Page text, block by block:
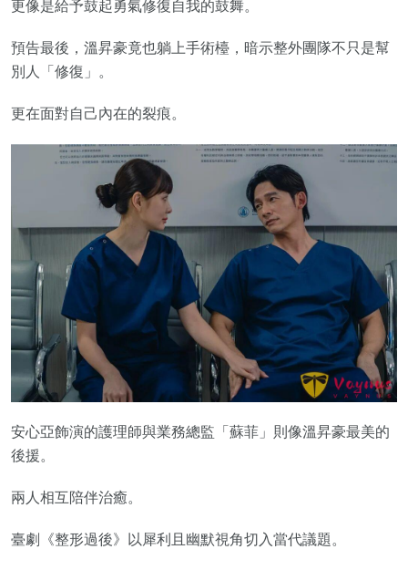
更像是給予鼓起勇氣修復自我的鼓舞。
預告最後，溫昇豪竟也躺上手術檯，暗示整外團隊不只是幫
別人「修復」。
更在面對自己內在的裂痕。
安心亞飾演的護理師與業務總監「蘇菲」則像溫昇豪最美的
後援。
兩人相互陪伴治癒。
臺劇《整形過後》以犀利且幽默視角切入當代議題。